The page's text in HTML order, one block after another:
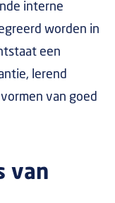
interne
worden in
een
lerend
van goed
van